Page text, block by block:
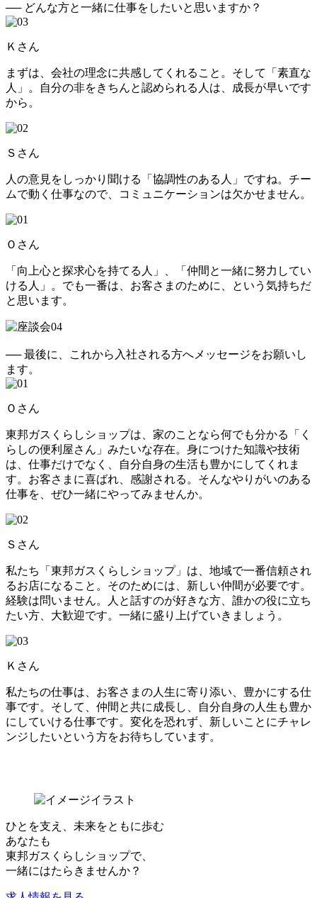
── どんな方と一緒に仕事をしたいと思いますか？
Ｋさん
まずは、会社の理念に共感してくれること。そして「素直な
人」。自分の非をきちんと認められる人は、成長が早いです
から。
Ｓさん
人の意見をしっかり聞ける「協調性のある人」ですね。チー
ムで動く仕事なので、コミュニケーションは欠かせません。
Ｏさん
「向上心と探求心を持てる人」、「仲間と一緒に努力してい
ける人」。でも一番は、お客さまのために、という気持ちだ
と思います。
── 最後に、これから入社される方へメッセージをお願いし
ます。
Ｏさん
東邦ガスくらしショップは、家のことなら何でも分かる「く
らしの便利屋さん」みたいな存在。身につけた知識や技術
は、仕事だけでなく、自分自身の生活も豊かにしてくれま
す。お客さまに喜ばれ、感謝される。そんなやりがいのある
仕事を、ぜひ一緒にやってみませんか。
Ｓさん
私たち「東邦ガスくらしショップ」は、地域で一番信頼され
るお店になること。そのためには、新しい仲間が必要です。
経験は問いません。人と話すのが好きな方、誰かの役に立ち
たい方、大歓迎です。一緒に盛り上げていきましょう。
Ｋさん
私たちの仕事は、お客さまの人生に寄り添い、豊かにする仕
事です。そして、仲間と共に成長し、自分自身の人生も豊か
にしていける仕事です。変化を恐れず、新しいことにチャレ
ンジしたいという方をお待ちしています。
ひとを支え、未来をともに歩む
あなたも
東邦ガスくらしショップで、
一緒にはたらきませんか？